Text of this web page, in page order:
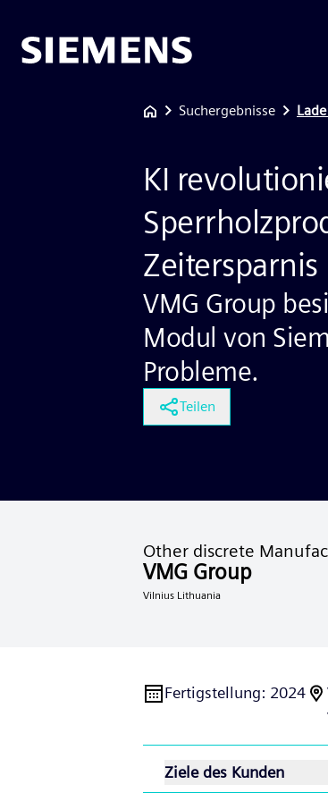
Suchergebnisse
KI
Zeitersparnis
VMG Group
Modul von
Probleme.
Teilen
Other discrete
VMG Group
Vilnius Lithuania
Fertigstellung: 2024
Ziele des Kunden